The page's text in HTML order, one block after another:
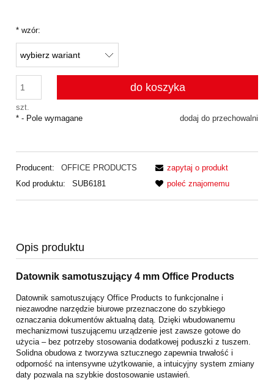
* wzór:
szt.
do koszyka
dodaj do przechowalni
* - Pole wymagane
Producent:
OFFICE PRODUCTS
Kod produktu:
SUB6181
zapytaj o produkt
poleć znajomemu
Opis produktu
Datownik samotuszujący 4 mm Office Products
Datownik samotuszujący Office Products to funkcjonalne i
niezawodne narzędzie biurowe przeznaczone do szybkiego
oznaczania dokumentów aktualną datą. Dzięki wbudowanemu
mechanizmowi tuszującemu urządzenie jest zawsze gotowe do
użycia – bez potrzeby stosowania dodatkowej poduszki z tuszem.
Solidna obudowa z tworzywa sztucznego zapewnia trwałość i
odporność na intensywne użytkowanie, a intuicyjny system zmiany
daty pozwala na szybkie dostosowanie ustawień.